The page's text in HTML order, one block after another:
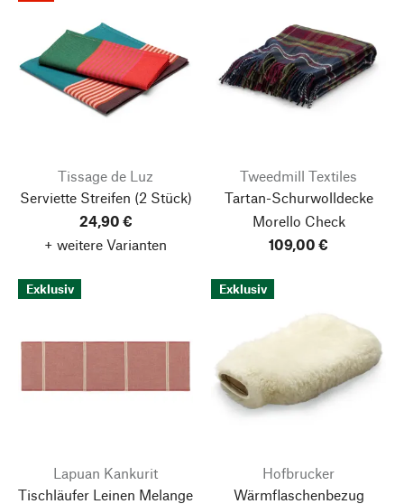
Tissage de Luz
Serviette Streifen (2 Stück)
24,90 €
+ weitere Varianten
Tweedmill Textiles
Tartan-Schurwolldecke
Morello Check
109,00 €
Exklusiv
Lapuan Kankurit
Tischläufer Leinen Melange
Exklusiv
Hofbrucker
Wärmflaschenbezug